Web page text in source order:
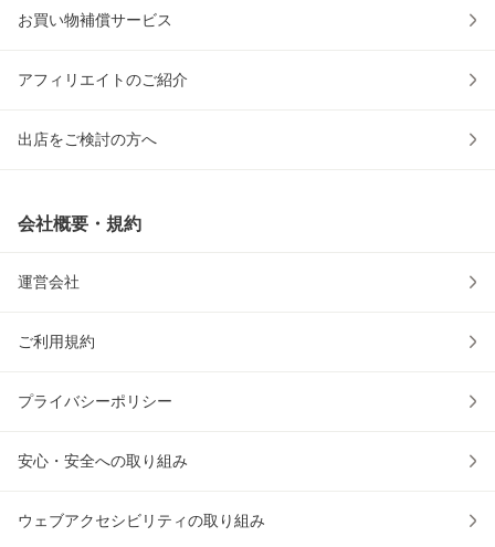
お買い物補償サービス
アフィリエイトのご紹介
出店をご検討の方へ
会社概要・規約
運営会社
ご利用規約
プライバシーポリシー
安心・安全への取り組み
ウェブアクセシビリティの取り組み